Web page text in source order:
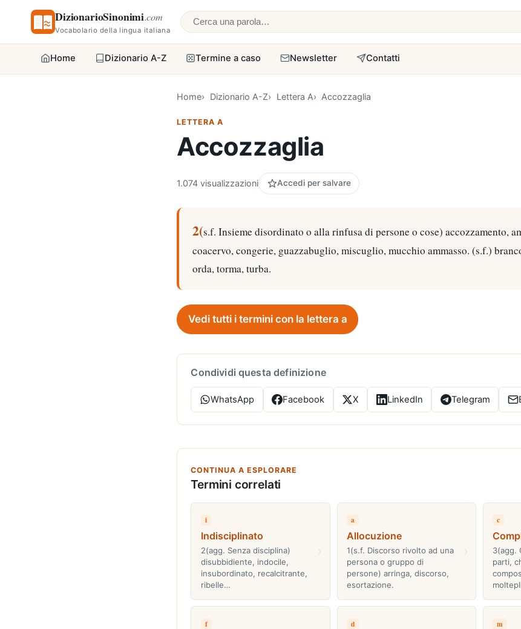
DizionarioSinonimi.com
Vocabolario della lingua italiana Cerca una parola
Home Dizionario A-Z Termine a caso Newsletter Contatti
Home Dizionario A-Z Lettera A Accozzaglia
LETTERA A
Accozzaglia
1.074 visualizzazioni Accedi per salvare
2(s.f. Insieme disordinato o alla rinfusa di persone o cose) accozzamento,
coacervo, congerie, guazzabuglio, miscuglio, mucchio ammasso. (s.f.)
orda, torma, turba.
Vedi tutti i termini con la lettera a
Condividi questa definizione
WhatsApp Facebook X LinkedIn Telegram
CONTINUA A ESPLORARE
Termini correlati
i
Indisciplinato
2(agg. Senza disciplina)
disubbidiente, indocile,
insubordinato, recalcitrante,
ribelle…
a
Allocuzione
1(s.f. Discorso rivolto ad una
persona o gruppo di
persone) arringa, discorso,
esortazione.
c
3(agg.
parti,
f d m